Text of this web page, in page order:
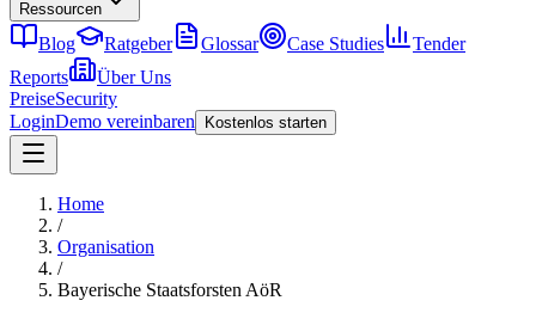
Ressourcen
Blog Ratgeber Glossar Case Studies
Tender
Reports
Über Uns
PreiseSecurity
LoginDemo vereinbaren Kostenlos starten
Home
/
Organisation
/
Bayerische Staatsforsten AöR